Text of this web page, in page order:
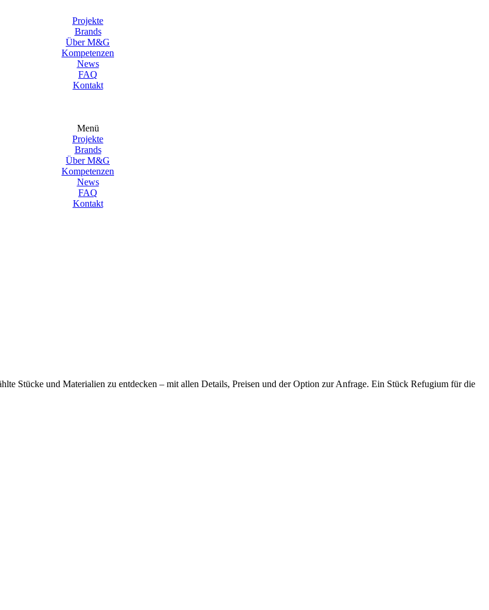
Projekte
Brands
Über M&G
Kompetenzen
News
FAQ
Kontakt
Menü
Projekte
Brands
Über M&G
Kompetenzen
News
FAQ
Kontakt
Stücke und Materialien zu entdecken – mit allen Details, Preisen und der Option zur Anfrage. Ein Stück Refugium für die